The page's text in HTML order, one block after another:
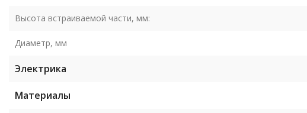
Высота встраиваемой части, мм:
Диаметр, мм
Электрика
Материалы